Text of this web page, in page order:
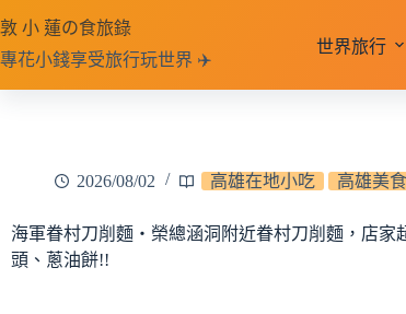
至
主
要
敦 小 蓮の食旅錄
專花小錢享受旅行玩世界 ✈️
世界旅行
2026/08/02 高雄在地小吃 高雄美食
海軍眷村刀削麵‧榮總涵洞附近眷村刀削麵，店家
頭、蔥油餅!!